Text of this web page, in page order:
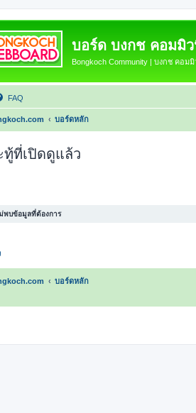
บอร์ด บงกช คอมมิ
Bongkoch Community | บงกช คอม
FAQ
บอร์ดหลัก
ทู้ที่เปิดดูแล้ว
พบข้อมูลที่ต้องการ
บอร์ดหลัก